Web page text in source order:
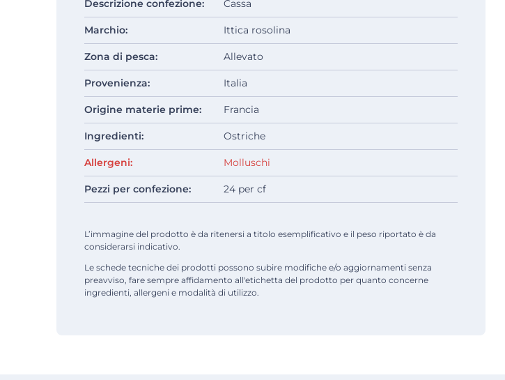
Descrizione confezione: Cassa
Marchio: Ittica rosolina
Zona di pesca: Allevato
Provenienza: Italia
Origine materie prime: Francia
Ingredienti: Ostriche
Allergeni: Molluschi
Pezzi per confezione: 24 per cf
L’immagine del prodotto è da ritenersi a titolo esemplificativo e il peso riportato è da
considerarsi indicativo.
Le schede tecniche dei prodotti possono subire modifiche e/o aggiornamenti senza
preavviso, fare sempre affidamento all'etichetta del prodotto per quanto concerne
ingredienti, allergeni e modalità di utilizzo.